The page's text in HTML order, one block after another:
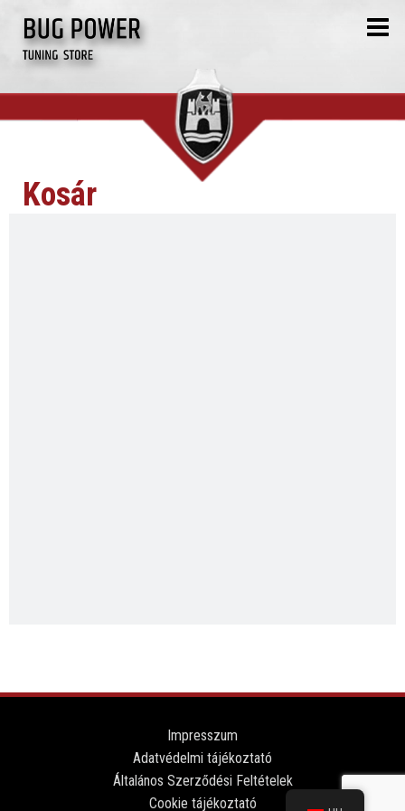
Kosár
Impresszum
Adatvédelmi tájékoztató
Általános Szerződési Feltételek
Cookie tájékoztató